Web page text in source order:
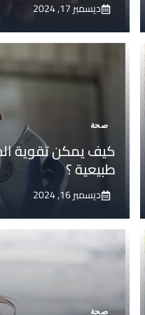
ديسمبر 17, 2024
صحة
كيف يمكن تقوية
طبيعية ؟
ديسمبر 16, 2024
صحة